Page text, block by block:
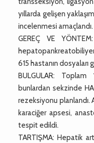
yıllarda gelişen
incelenmesi amaçlandı.
GEREÇ VE
615 hastanın
BULGULAR:
bunlardan sekzinde
rezeksiyonu
karaciğer apsesi,
tespit edildi.
TARTIŞMA: Hepatik